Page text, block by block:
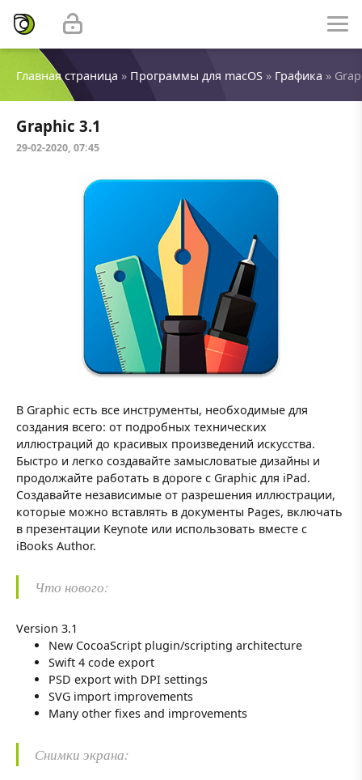
Главная страница » Программы для macOS » Графика »
Graphic 3.1
29-02-2020, 07:45
В Graphic есть все инструменты, необходимые для
создания всего: от подробных технических
иллюстраций до красивых произведений искусства.
Быстро и легко создавайте замысловатые дизайны и
продолжайте работать в дороге с Graphic для iPad.
Создавайте независимые от разрешения иллюстрации,
которые можно вставлять в документы Pages, включать
в презентации Keynote или использовать вместе с
iBooks Author.
Что нового:
Version 3.1
New CocoaScript plugin/scripting architecture
Swift 4 code export
PSD export with DPI settings
SVG import improvements
Many other fixes and improvements
Снимки экрана: